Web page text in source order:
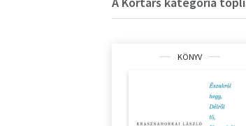
KÖNYV